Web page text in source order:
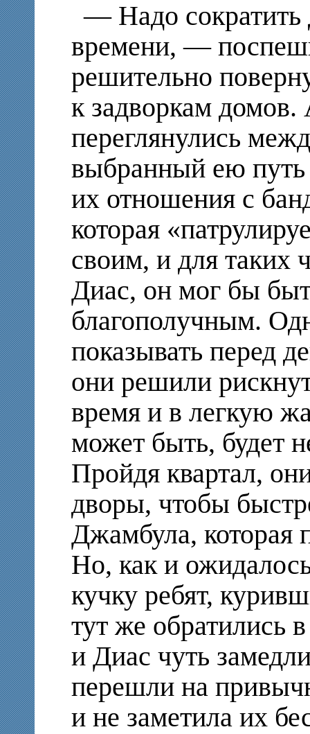
— Надо сократить
времени, —
решительно
к задворкам
переглянулись
выбранный ею путь
их отношения с
которая
своим, и для таких
Диас, он мог бы
благополучным.
показывать перед
они решили
время и в легкую
может быть, будет
Пройдя квартал,
дворы, чтобы
Джамбула,
Но, как и
кучку ребят,
тут же обратились
и Диас чуть
перешли на
и не заметила их